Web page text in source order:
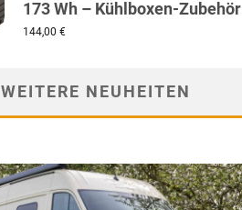
173 Wh – Kühlboxen-Zubehör
144,00 €
WEITERE NEUHEITEN